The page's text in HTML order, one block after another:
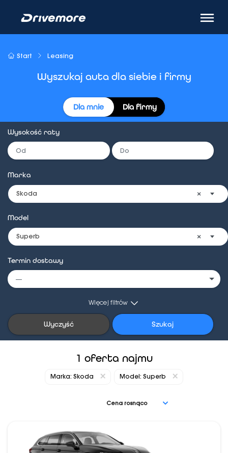
Start Leasing
Wyszukaj auta dla siebie i firmy
Dla mnie Dla firmy
Wysokość raty
Marka
Skoda
Model
Superb
Termin dostawy
Więcej filtrów
Wyczyść Szukaj
1 oferta najmu
Marka: Skoda Model: Superb
Cena rosnąco